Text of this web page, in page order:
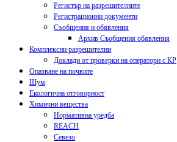
Регистър на разрешителните
Регистрационни документи
Съобщения и обявления
Архив Съобщения обявления
Комплексни разрешителни
Доклади от проверки на оператори с КР
Опазване на почвите
Шум
Екологична отговорност
Химични вещества
Нормативна уредба
REACH
Севезо